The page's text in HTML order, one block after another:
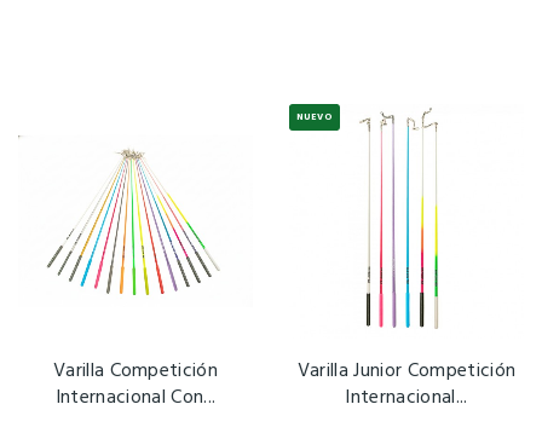
Varilla Competición
Internacional Con...
NUEVO
Varilla Junior Competición
Internacional...